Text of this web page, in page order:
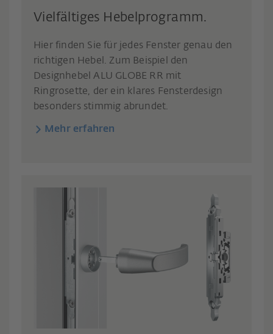
Vielfältiges Hebelprogramm.
Hier finden Sie für jedes Fenster genau den
richtigen Hebel. Zum Beispiel den
Designhebel ALU GLOBE RR mit
Ringrosette, der ein klares Fensterdesign
besonders stimmig abrundet.
Mehr erfahren